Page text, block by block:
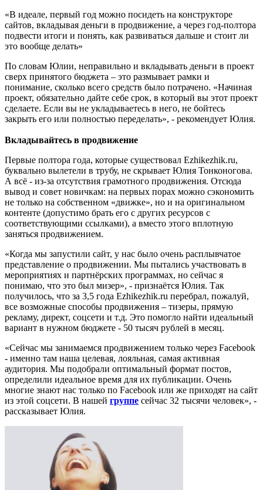
«В идеале, первый год можно посидеть на конструкторе
сайтов, вкладывая деньги в продвижение, а через год-полтора
подвести итоги и понять, как развиваться дальше и стоит ли
это вообще делать»
По словам Юлии, неправильно и вкладывать деньги в проект
сверх принятого бюджета – это размывает рамки и
понимание, сколько всего средств было потрачено. «Начиная
проект, обязательно дайте себе срок, в который вы этот проект
сделаете. Если вы не укладываетесь в него, не бойтесь
закрыть его или полностью переделать», - рекомендует Юлия.
Вкладывайтесь в продвижение
Первые полтора года, которые существовал Еzhikezhik.ru,
буквально вылетели в трубу, не скрывает Юлия Тонконогова.
А всё - из-за отсутствия грамотного продвижения. Отсюда
вывод и совет новичкам: на первых порах можно сэкономить
не только на собственном «движке», но и на оригинальном
контенте (допустимо брать его с других ресурсов с
соответствующими ссылками), а вместо этого вплотную
заняться продвижением.
«Когда мы запустили сайт, у нас было очень расплывчатое
представление о продвижении. Мы пытались участвовать в
мероприятиях и партнёрских программах, но сейчас я
понимаю, что это был мизер», - признаётся Юлия. Так
получилось, что за 3,5 года Еzhikezhik.ru перебрал, пожалуй,
все возможные способы продвижения – тизеры, прямую
рекламу, директ, соцсети и т.д. Это помогло найти идеальный
вариант в нужном бюджете - 50 тысяч рублей в месяц.
«Сейчас мы занимаемся продвижением только через Facebook
- именно там наша целевая, лояльная, самая активная
аудитория. Мы подобрали оптимальный формат постов,
определили идеальное время для их публикации. Очень
многие знают нас только по Facebook или же приходят на сайт
из этой соцсети. В нашей группе сейчас 32 тысячи человек», -
рассказывает Юлия.